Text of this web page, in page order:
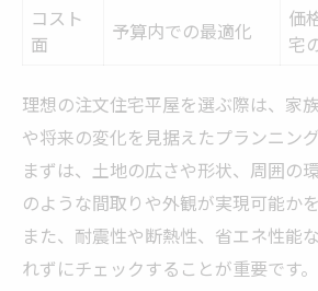
コスト
面
予算内での最適化
価
宅
理想の注文住宅平屋を選ぶ際は、家
や将来の変化を見据えたプランニング
まずは、土地の広さや形状、周囲の
のような間取りや外観が実現可能か
また、耐震性や断熱性、省エネ性能
れずにチェックすることが重要です。